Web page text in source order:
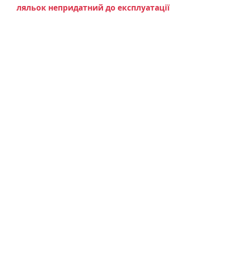
ляльок непридатний до експлуатації